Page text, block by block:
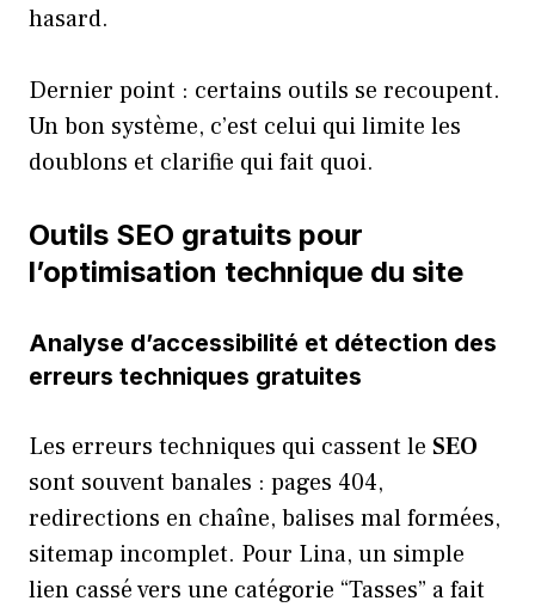
hasard.
Dernier point : certains outils se recoupent.
Un bon système, c’est celui qui limite les
doublons et clarifie qui fait quoi.
Outils SEO gratuits pour
l’optimisation technique du site
Analyse d’accessibilité et détection des
erreurs techniques gratuites
Les erreurs techniques qui cassent le SEO
sont souvent banales : pages 404,
redirections en chaîne, balises mal formées,
sitemap incomplet. Pour Lina, un simple
lien cassé vers une catégorie “Tasses” a fait